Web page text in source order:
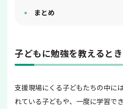
まとめ
子どもに勉強を教えると
支援現場にくる子どもたちの中に
れている子どもや、一度に学習で